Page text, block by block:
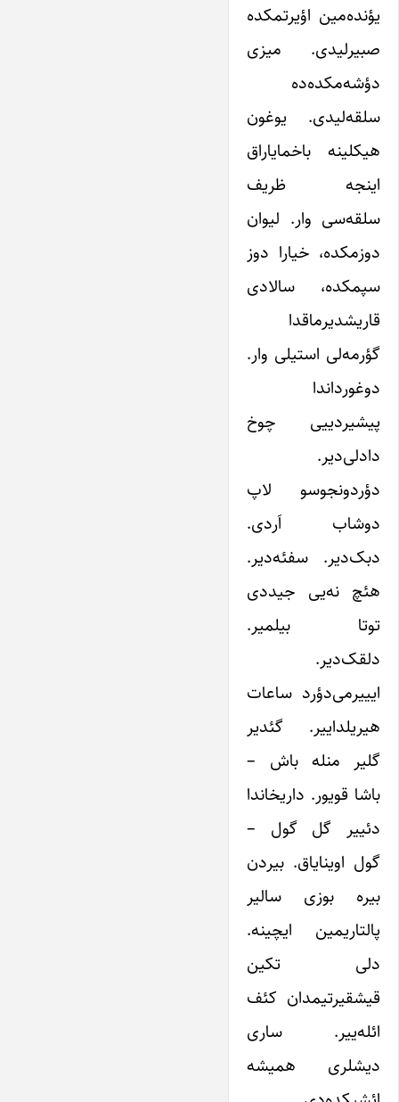
یؤنده‌مین اؤیرتمکده
صبیرلیدی. میزی
دؤشه‌مکده‌ده
سلقه‌لیدی. یوغون
هیکلینه باخمایاراق
اینجه ظریف
سلقه‌سی وار. لیوان
دوزمکده، خیارا دوز
سپمکده، سالادی
قاریشدیرماقدا
گؤرمه‌لی استیلی وار.
دوغورداندا
پیشیردییی چوخ
دادلی‌دیر.
دؤردونجوسو لاپ
دوشاب اَردی.
دبک‌دیر. سفئه‌دیر.
هئچ نه‌یی جیددی
توتا بیلمیر.
دلقک‌دیر.
ایییرمی‌دؤرد ساعات
هیریلداییر. گئدیر
گلیر منله باش –
باشا قویور. داریخاندا
دئییر گل گول –
گول اوینایاق. بیردن
بیره بوزی سالیر
پالتاریمین ایچینه.
دلی تکین
قیشقیرتیمدان کئف
ائله‌ییر. ساری
دیشلری همیشه